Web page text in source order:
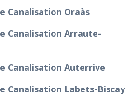
Canalisation Oraàs
Canalisation Arraute-
Canalisation Auterrive
Canalisation Labets-Biscay